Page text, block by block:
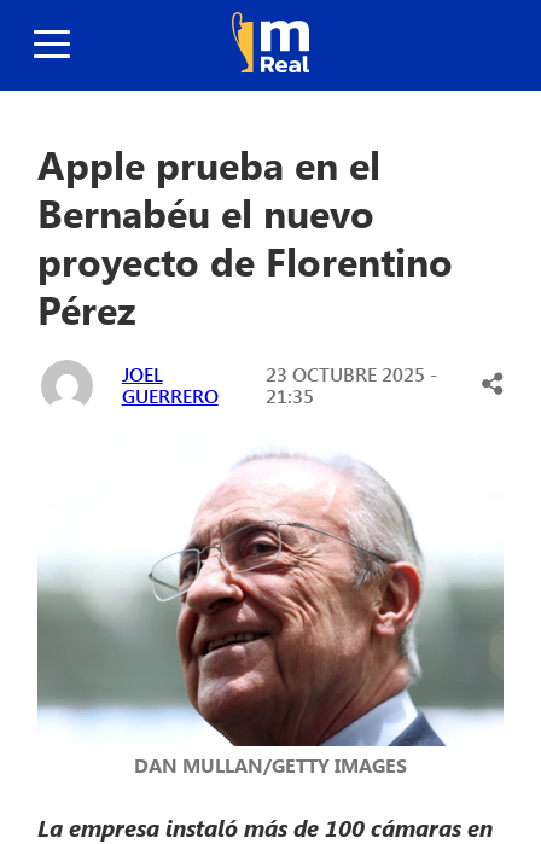
Apple prueba en el
Bernabéu el nuevo
proyecto de Florentino
Pérez
JOEL
GUERRERO
23 OCTUBRE 2025 -
21:35
DAN MULLAN/GETTY IMAGES
La empresa instaló más de 100 cámaras en